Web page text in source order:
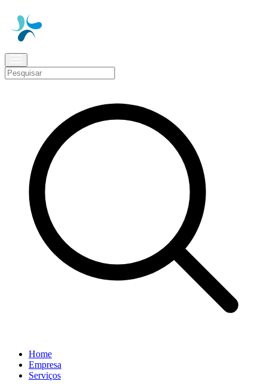
Home
Empresa
Serviços